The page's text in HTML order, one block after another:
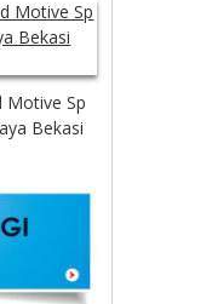
Motive Sp
Bekasi